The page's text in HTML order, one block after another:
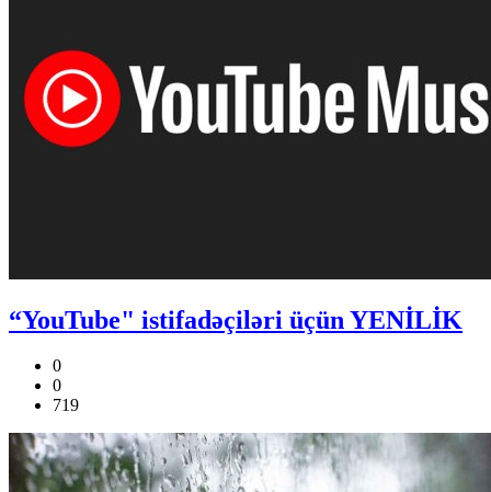
“YouTube" istifadəçiləri üçün YENİLİK
0
0
719